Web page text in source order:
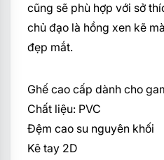
cũng sẽ phù hợp với sở
chủ đạo là hồng xen kẽ
đẹp mắt.
Ghế cao cấp dành cho
Chất liệu: PVC
Đệm cao su nguyên khối
Kê tay 2D